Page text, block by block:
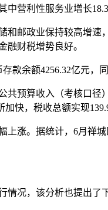
中营利性服务业增长
政业保持较高增速，
融财税增势良好。
余额4256.32亿元，同
算收入（考核口径）
快，税收总额实现
涨。据统计，6月禅城
况，该分析也提出了下